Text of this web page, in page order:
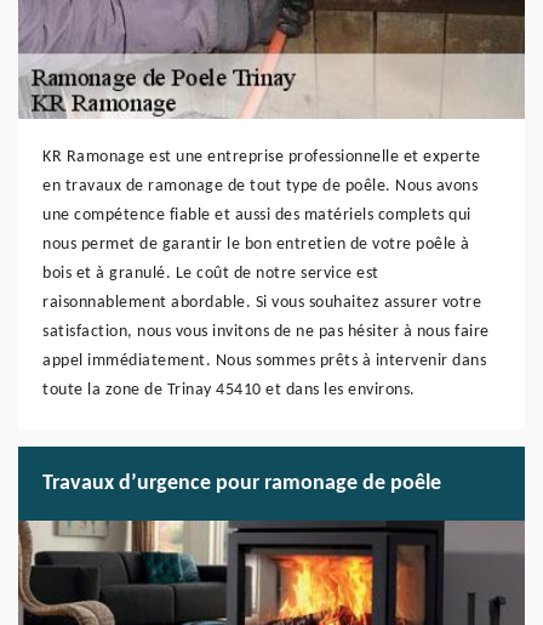
KR Ramonage est une entreprise professionnelle et experte
en travaux de ramonage de tout type de poêle. Nous avons
une compétence fiable et aussi des matériels complets qui
nous permet de garantir le bon entretien de votre poêle à
bois et à granulé. Le coût de notre service est
raisonnablement abordable. Si vous souhaitez assurer votre
satisfaction, nous vous invitons de ne pas hésiter à nous faire
appel immédiatement. Nous sommes prêts à intervenir dans
toute la zone de Trinay 45410 et dans les environs.
Travaux d’urgence pour ramonage de poêle